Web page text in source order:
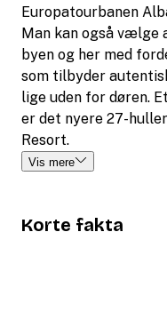
Europatourbanen
Man kan også vælge
byen og her med
som tilbyder
lige uden for døren.
er det nyere 27-
Resort.
Vis mere
Korte fakta